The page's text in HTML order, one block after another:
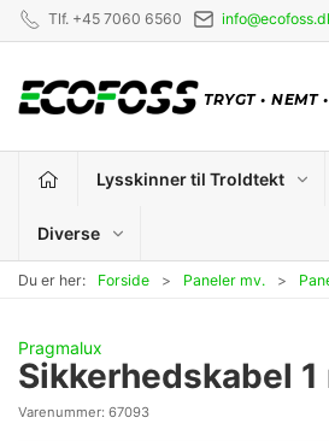
Tlf. +45 7060 6560
TRYGT • NEMT •
Lysskinner til Troldtekt
Diverse
Du er her: Forside Paneler mv.
Pragmalux
Sikkerhedskabel 1
Varenummer: 67093